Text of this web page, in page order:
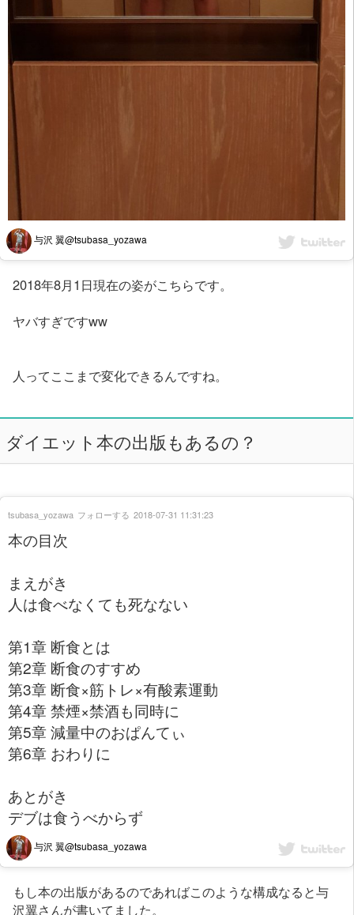
与沢 翼@tsubasa_yozawa
2018年8月1日現在の姿がこちらです。
ヤバすぎですww
人ってここまで変化できるんですね。
ダイエット本の出版もあるの？
本の目次
まえがき
人は食べなくても死なない
第1章 断食とは
第2章 断食のすすめ
第3章 断食×筋トレ×有酸素運動
第4章 禁煙×禁酒も同時に
第5章 減量中のおぱんてぃ
第6章 おわりに
あとがき
デブは食うべからず
与沢 翼@tsubasa_yozawa
tsubasa_yozawa フォローする 2018-07-31 11:31:23
もし本の出版があるのであればこのような構成なると与
沢翼さんが書いてました。